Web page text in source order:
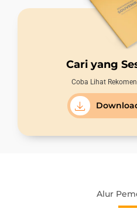
Cari yang
Coba Lihat
Alur